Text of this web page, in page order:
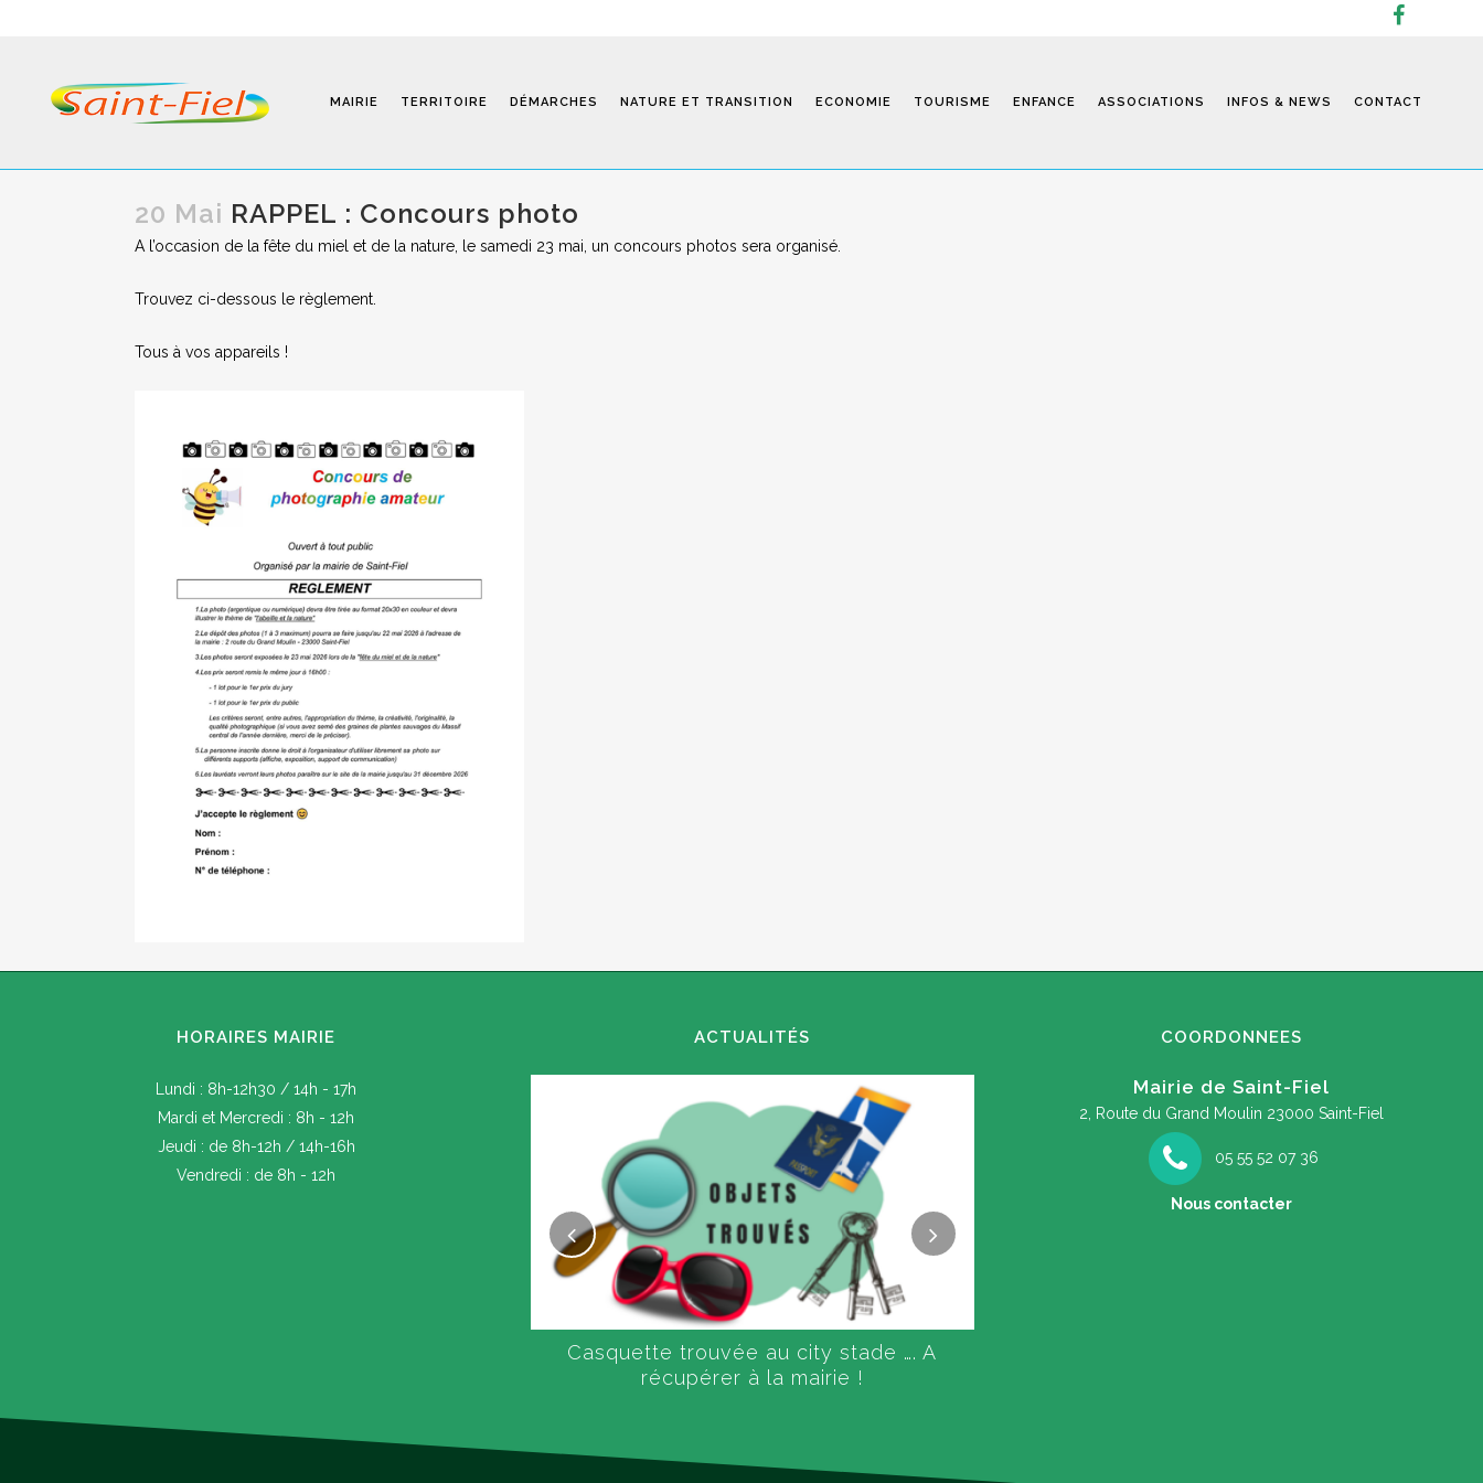
MAIRIE TERRITOIRE DÉMARCHES NATURE ET TRANSITION ECONOMIE TOURISME ENFANCE ASSOCIATIONS INFOS & NEWS CONTACT
20 Mai RAPPEL : Concours photo
A l’occasion de la fête du miel et de la nature, le samedi 23 mai, un concours photos sera organisé.
Trouvez ci-dessous le règlement.
Tous à vos appareils !
HORAIRES MAIRIE
Lundi : 8h-12h30 / 14h - 17h
Mardi et Mercredi : 8h - 12h
Jeudi : de 8h-12h / 14h-16h
Vendredi : de 8h - 12h
ACTUALITÉS
Casquette trouvée au city stade …. A
récupérer à la mairie !
COORDONNEES
Mairie de Saint-Fiel
2, Route du Grand Moulin 23000 Saint-Fiel
05 55 52 07 36
Nous contacter